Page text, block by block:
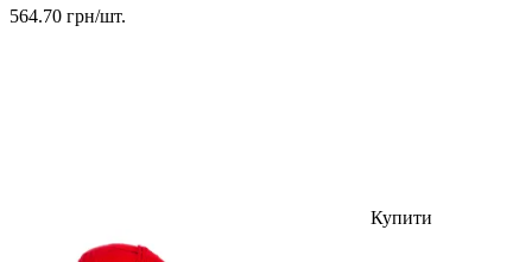
564.70 грн/шт.
Купити